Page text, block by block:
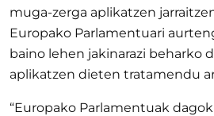
muga-zerga aplikatzen
Europako Parlamentuari
baino lehen jakinarazi beharko
aplikatzen dieten tratamendu
“Europako Parlamentuak